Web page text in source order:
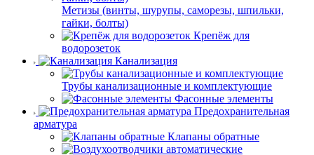
Метизы (винты, шурупы, саморезы, шпильки,
гайки, болты)
Крепёж для
водорозеток
Канализация
Трубы канализационные и комплектующие
Фасонные элементы
Предохранительная
арматура
Клапаны обратные